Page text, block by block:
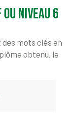
ou niveau 6
mots clés en
obtenu, le